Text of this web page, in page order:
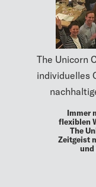
The Unicorn
individuelles
Immer
flexiblen
The
Zeitgeist
und